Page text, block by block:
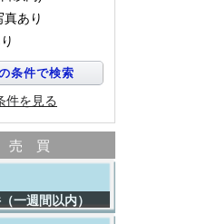
真あり
件を見る
売買
一週間以内）